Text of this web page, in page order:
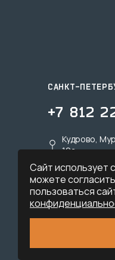
САНКТ-
+7 812
Кудрово,
19a
spb@sk-tu.ru
© 2026. ООО
Сайт использует
можете
пользоваться